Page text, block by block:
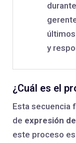
y
¿Cuál es el
Esta secuencia
de expresión
este proceso es